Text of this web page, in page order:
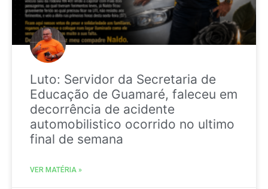
Luto: Servidor da Secretaria de
Educação de Guamaré, faleceu em
decorrência de acidente
automobilistico ocorrido no ultimo
final de semana
VER MATÉRIA »